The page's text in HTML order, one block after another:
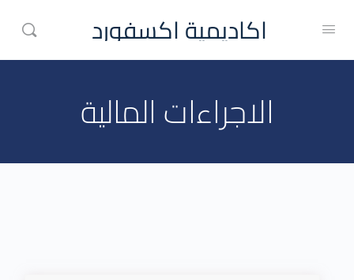
اكاديمية اكسفورد
الاجراءات المالية